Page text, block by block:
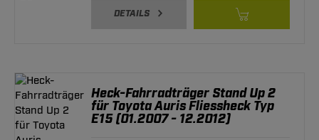
DETAILS
Heck-Fahrradträger Stand Up 2
für Toyota Auris Fliessheck Typ
E15 (01.2007 - 12.2012)